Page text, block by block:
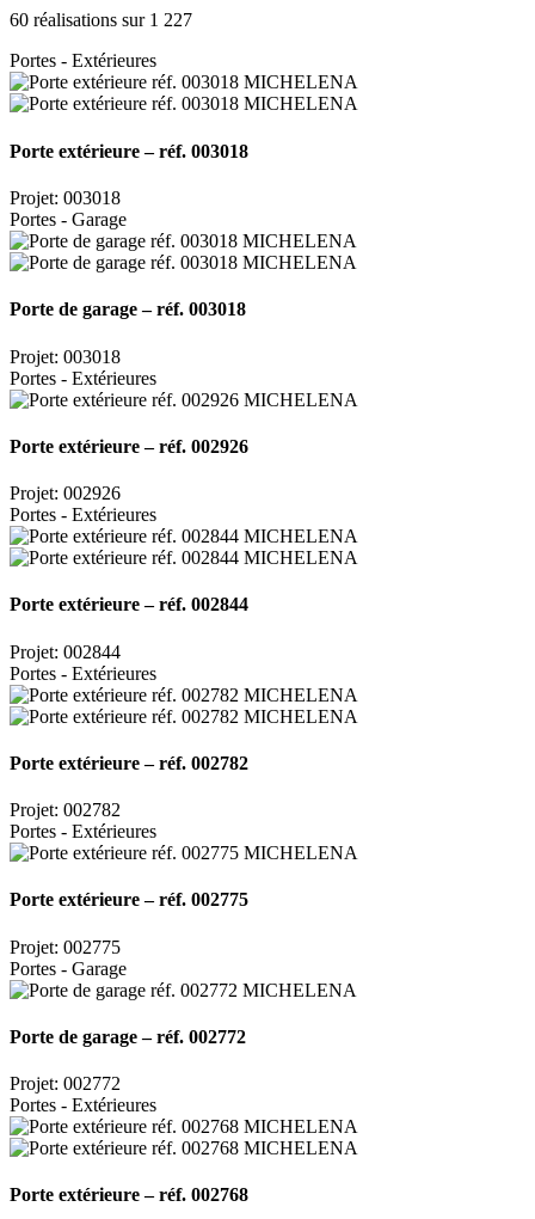
60 réalisations sur 1 227
Portes - Extérieures
Porte extérieure – réf. 003018
Projet: 003018
Portes - Garage
Porte de garage – réf. 003018
Projet: 003018
Portes - Extérieures
Porte extérieure – réf. 002926
Projet: 002926
Portes - Extérieures
Porte extérieure – réf. 002844
Projet: 002844
Portes - Extérieures
Porte extérieure – réf. 002782
Projet: 002782
Portes - Extérieures
Porte extérieure – réf. 002775
Projet: 002775
Portes - Garage
Porte de garage – réf. 002772
Projet: 002772
Portes - Extérieures
Porte extérieure – réf. 002768